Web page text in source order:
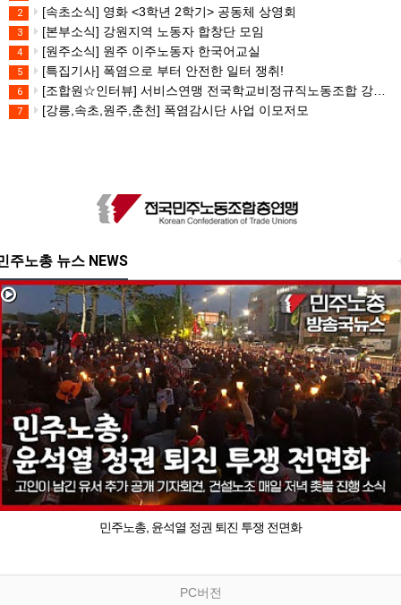
2 [속초소식] 영화 <3학년 2학기> 공동체 상영회
3 [본부소식] 강원지역 노동자 합창단 모임
4 [원주소식] 원주 이주노동자 한국어교실
5 [특집기사] 폭염으로 부터 안전한 일터 쟁취!
6 [조합원☆인터뷰] 서비스연맹 전국학교비정규직노동조합 강원지부 김유미 춘천지회장
7 [강릉,속초,원주,춘천] 폭염감시단 사업 이모저모
주노총 뉴스 NEWS
민주노총, 윤석열 정권 퇴진 투쟁 전면화
PC버전